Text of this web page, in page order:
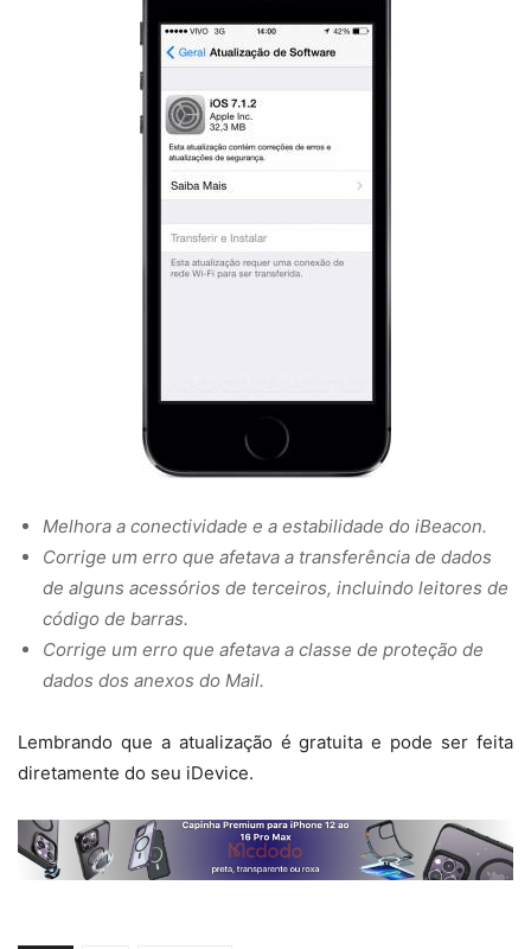
Melhora a conectividade e a estabilidade do iBeacon.
Corrige um erro que afetava a transferência de dados
de alguns acessórios de terceiros, incluindo leitores de
código de barras.
Corrige um erro que afetava a classe de proteção de
dados dos anexos do Mail.
Lembrando que a atualização é gratuita e pode ser feita
diretamente do seu iDevice.